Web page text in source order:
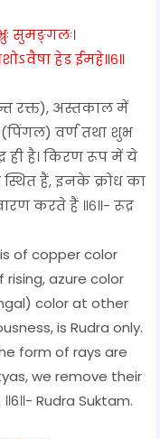
सुमङ्गलः।
हेड ईमहे॥६॥
रक्त), अस्तकाल में
वर्ण तथा शुभ
ही है। किरण रूप में ये
हैं, इनके क्रोध का
करते हैं ॥६॥- रूद्र
of copper color
azure color
color at other
is Rudra only.
form of rays are
we remove their
Rudra Suktam.